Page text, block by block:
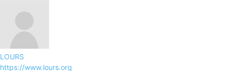
LOURS
https://www.lours.org